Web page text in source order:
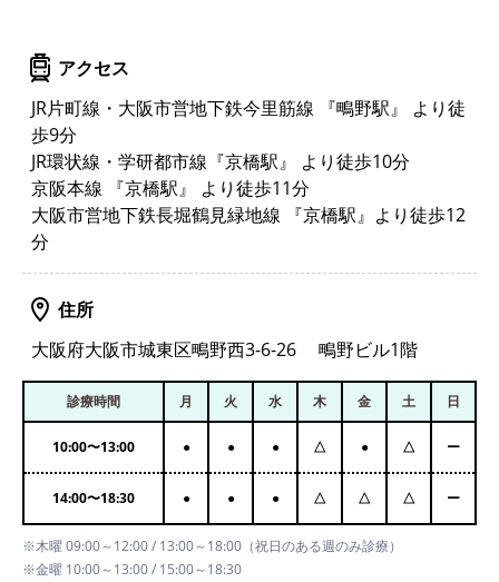
アクセス
JR片町線・大阪市営地下鉄今里筋線 『鴫野駅』 より徒
歩9分
JR環状線・学研都市線『京橋駅』 より徒歩10分
京阪本線 『京橋駅』 より徒歩11分
大阪市営地下鉄長堀鶴見緑地線 『京橋駅』より徒歩12
分
住所
大阪府大阪市城東区鴫野西3-6-26 鴫野ビル1階
診療時間 月 火 水 木 金 土 日
10:00〜13:00 ● ● ● △ ● △ ー
14:00〜18:30 ● ● ● △ △ △ ー
※木曜 09:00～12:00 / 13:00～18:00（祝日のある週のみ診療）
※金曜 10:00～13:00 / 15:00～18:30